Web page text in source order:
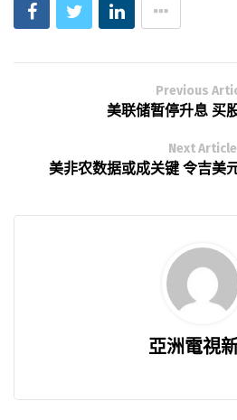
Previous
美联储暂停升息 买
Next Article
美非农数据或成关键 令吉美
亞洲電視